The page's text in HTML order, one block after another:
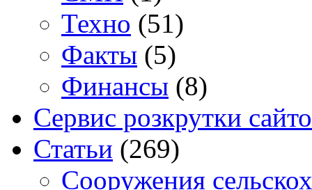
Техно (51)
Факты (5)
Финансы (8)
Сервис розкрутки
Статьи (269)
Cооружения